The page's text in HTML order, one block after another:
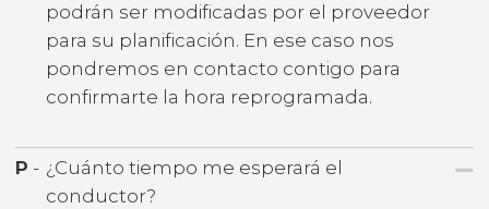
podrán ser modificadas por el proveedor
para su planificación. En ese caso nos
pondremos en contacto contigo para
confirmarte la hora reprogramada.
P - ¿Cuánto tiempo me esperará el
conductor?